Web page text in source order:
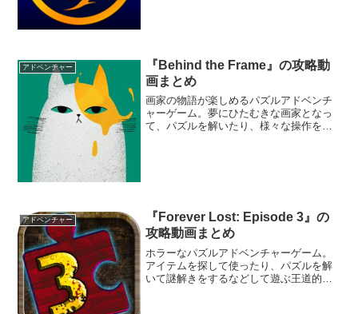
アドベンチャー
『Behind the Frame』の攻略動
画まとめ
画家の物語が楽しめるパズルアドベンチ
ャーゲーム。夢にひたむきな画家となっ
て、パズルを解いたり、様々な操作をし
アドベンチャー
『Forever Lost: Episode 3』の
攻略動画まとめ
ホラーなパズルアドベンチャーゲーム。
アイテムを探して使ったり、パズルを解
いて謎解きをするなどして遊ぶ王道的な